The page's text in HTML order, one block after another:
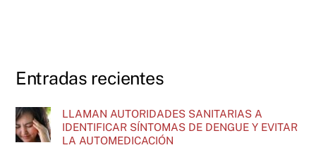
Entradas recientes
LLAMAN AUTORIDADES SANITARIAS A
IDENTIFICAR SÍNTOMAS DE DENGUE Y EVITAR
LA AUTOMEDICACIÓN